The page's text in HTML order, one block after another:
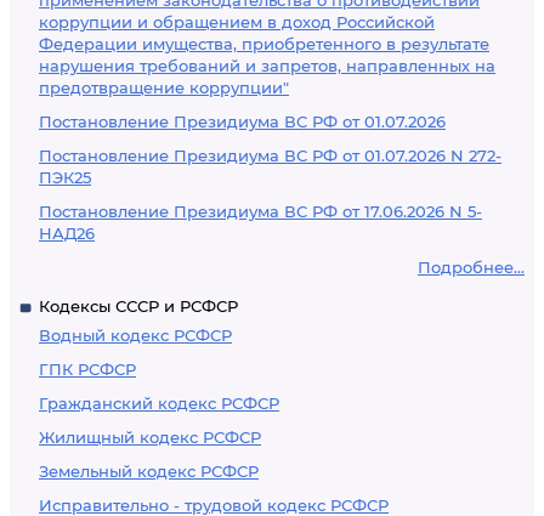
коррупции и обращением в доход Российской
Федерации имущества, приобретенного в результате
нарушения требований и запретов, направленных на
предотвращение коррупции"
Постановление Президиума ВС РФ от 01.07.2026
Постановление Президиума ВС РФ от 01.07.2026 N 272-
ПЭК25
Постановление Президиума ВС РФ от 17.06.2026 N 5-
НАД26
Подробнее...
Кодексы СССР и РСФСР
Водный кодекс РСФСР
ГПК РСФСР
Гражданский кодекс РСФСР
Жилищный кодекс РСФСР
Земельный кодекс РСФСР
Исправительно - трудовой кодекс РСФСР